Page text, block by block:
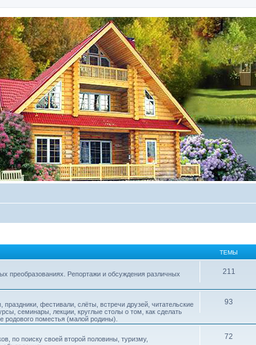
ТЕМЫ
преобразованиях. Репортажи и обсуждения различных
211
фестивали, слёты, встречи друзей, читательские
семинары, лекции, круглые столы о том, как сделать
родового поместья (малой родины).
93
по поиску своей второй половины, туризму,
72